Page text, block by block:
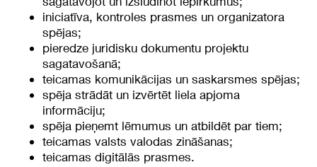
iniciatīva, kontroles prasmes un organizatora
spējas;
pieredze juridisku dokumentu projektu
sagatavošanā;
teicamas komunikācijas un saskarsmes spējas;
spēja strādāt un izvērtēt liela apjoma
informāciju;
spēja pieņemt lēmumus un atbildēt par tiem;
teicamas valsts valodas zināšanas;
teicamas digitālās prasmes.